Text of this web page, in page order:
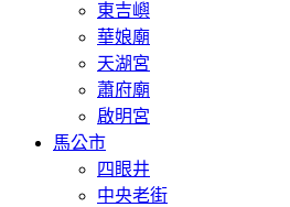
東吉嶼
華娘廟
天湖宮
蕭府廟
啟明宮
馬公市
四眼井
中央老街